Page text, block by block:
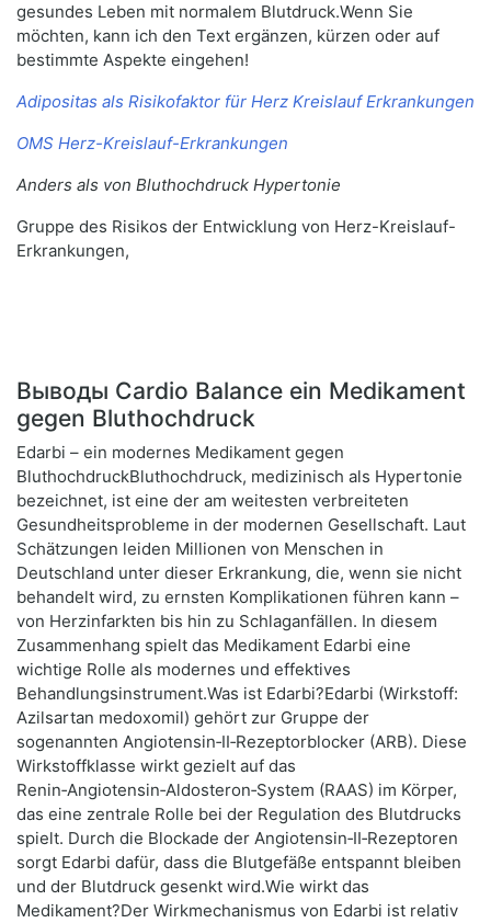
gesundes Leben mit normalem Blutdruck.Wenn Sie
möchten, kann ich den Text ergänzen, kürzen oder auf
bestimmte Aspekte eingehen!
Adipositas als Risikofaktor für Herz Kreislauf Erkrankungen
OMS Herz-Kreislauf-Erkrankungen
Anders als von Bluthochdruck Hypertonie
Gruppe des Risikos der Entwicklung von Herz-Kreislauf-
Erkrankungen,
Выводы Cardio Balance ein Medikament
gegen Bluthochdruck
Edarbi – ein modernes Medikament gegen
BluthochdruckBluthochdruck, medizinisch als Hypertonie
bezeichnet, ist eine der am weitesten verbreiteten
Gesundheitsprobleme in der modernen Gesellschaft. Laut
Schätzungen leiden Millionen von Menschen in
Deutschland unter dieser Erkrankung, die, wenn sie nicht
behandelt wird, zu ernsten Komplikationen führen kann –
von Herzinfarkten bis hin zu Schlaganfällen. In diesem
Zusammenhang spielt das Medikament Edarbi eine
wichtige Rolle als modernes und effektives
Behandlungsinstrument.Was ist Edarbi?Edarbi (Wirkstoff:
Azilsartan medoxomil) gehört zur Gruppe der
sogenannten Angiotensin‑II‑Rezeptorblocker (ARB). Diese
Wirkstoffklasse wirkt gezielt auf das
Renin‑Angiotensin‑Aldosteron‑System (RAAS) im Körper,
das eine zentrale Rolle bei der Regulation des Blutdrucks
spielt. Durch die Blockade der Angiotensin‑II‑Rezeptoren
sorgt Edarbi dafür, dass die Blutgefäße entspannt bleiben
und der Blutdruck gesenkt wird.Wie wirkt das
Medikament?Der Wirkmechanismus von Edarbi ist relativ